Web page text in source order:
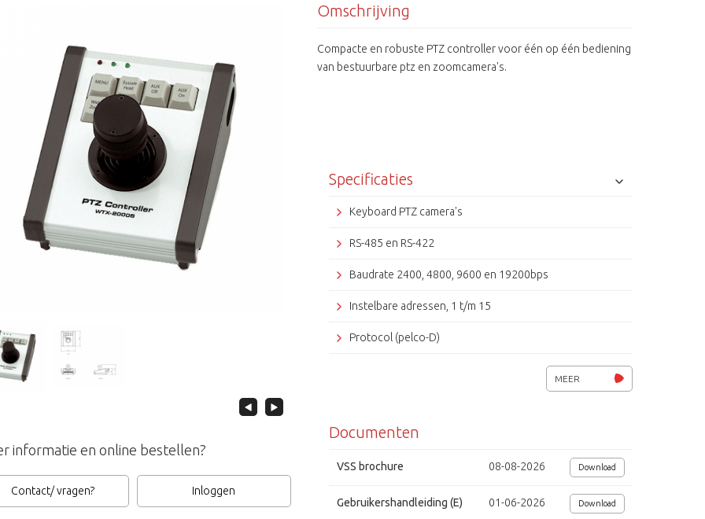
informatie en online bestellen?
Contact/ vragen? Inloggen
Omschrijving
Compacte en robuste PTZ controller voor één op één bediening
van bestuurbare ptz en zoomcamera's.
Specificaties
Keyboard PTZ camera's
RS-485 en RS-422
Baudrate 2400, 4800, 9600 en 19200bps
Instelbare adressen, 1 t/m 15
Protocol (pelco-D)
VSS
MEER
Documenten
VSS brochure 08-08-2026 Download
Gebruikershandleiding (E) 01-06-2026 Download